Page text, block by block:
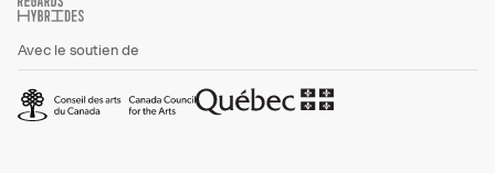
Avec le soutien de